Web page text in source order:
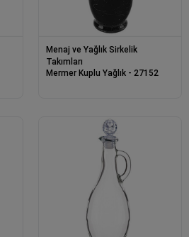
Menaj ve Yağlık Sirkelik
Takımları
Mermer Kuplu Yağlık - 27152